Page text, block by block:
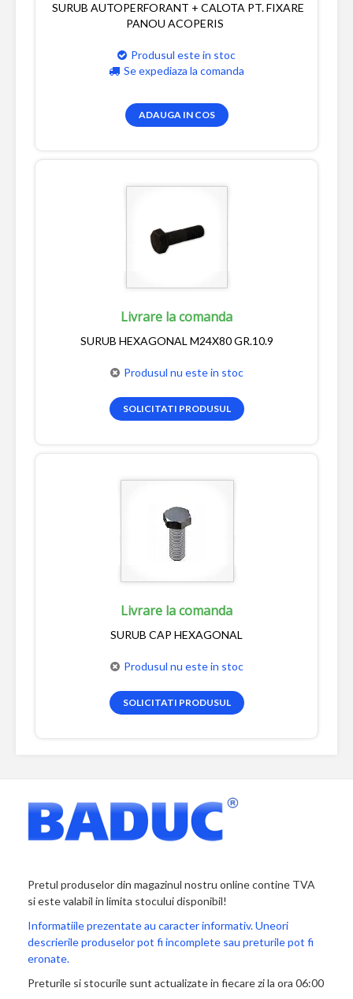
SURUB AUTOPERFORANT + CALOTA PT. FIXARE
PANOU ACOPERIS
Produsul este in stoc
Se expediaza la comanda
ADAUGA IN COS
Livrare la comanda
SURUB HEXAGONAL M24X80 GR.10.9
Produsul nu este in stoc
SOLICITATI PRODUSUL
Livrare la comanda
SURUB CAP HEXAGONAL
Produsul nu este in stoc
SOLICITATI PRODUSUL
Pretul produselor din magazinul nostru online contine TVA
si este valabil in limita stocului disponibil!
Informatiile prezentate au caracter informativ. Uneori
descrierile produselor pot fi incomplete sau preturile pot fi
eronate.
Preturile si stocurile sunt actualizate in fiecare zi la ora 06:00